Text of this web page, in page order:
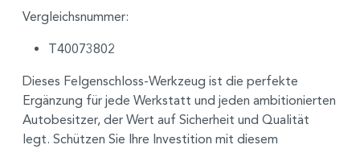
Vergleichsnummer:
T40073802
Dieses Felgenschloss-Werkzeug ist die perfekte
Ergänzung für jede Werkstatt und jeden ambitionierten
Autobesitzer, der Wert auf Sicherheit und Qualität
legt. Schützen Sie Ihre Investition mit diesem